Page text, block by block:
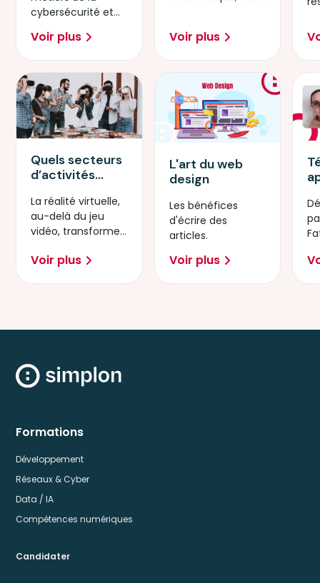
cybersécurité et
qu’ils offrent aux
entreprises.
Voir plus
pour réussir !
Voir plus
Quels secteurs
d’activités
l’AR/VR ?
La réalité virtuelle,
au-delà du jeu
vidéo, transforme
secteurs et
Voir plus
L'art du web
design
Les bénéfices
d'écrire des
articles.
Voir plus
Formations
Développement
Réseaux & Cyber
Data / IA
Compétences numériques
Candidater